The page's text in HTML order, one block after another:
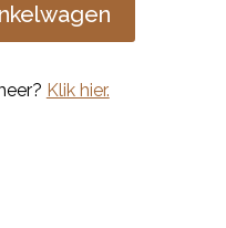
Klik hier.